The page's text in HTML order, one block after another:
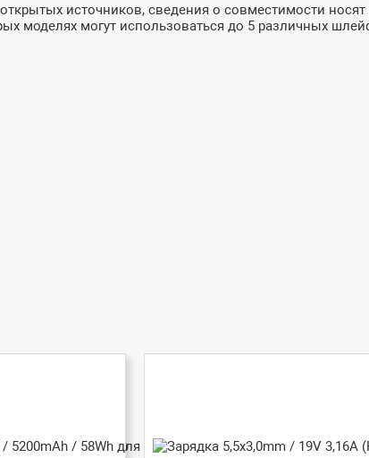
источников, сведения о совместимости
моделях могут использоваться до 5 различных